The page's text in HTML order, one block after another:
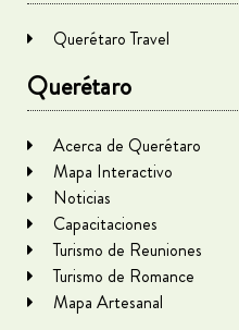
Querétaro Travel
Querétaro
Acerca de Querétaro
Mapa Interactivo
Noticias
Capacitaciones
Turismo de Reuniones
Turismo de Romance
Mapa Artesanal